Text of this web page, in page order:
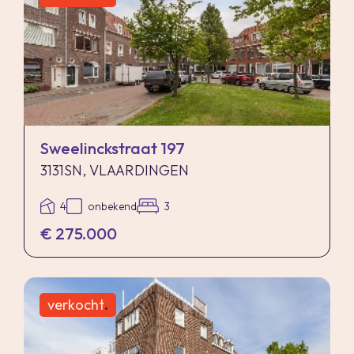
Indien de koper een notaris kiest buiten een
straal van 20 kilometer van de verkochte
onroerende zaak dan zijn de eventuele kosten
die de notaris berekent voor een eventuele
verkoopvolmacht en legalisatie hiervan ten
koper.
Zelfbewoningsplicht
Koper is bekend met de zelfbewoningsplicht
welke vanaf 01-01-2023 binnen de gemeente
Vlaardingen van kracht is. De verkopend
makelaar heeft koper doorverwezen naar de
gemeente Schiedam omtrent de
Sweelinckstraat 197
3131SN, VLAARDINGEN
4 onbekend 3
€ 275.000
verkocht.